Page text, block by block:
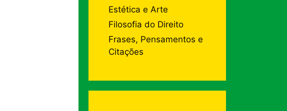
Estética e Arte
Filosofia do Direito
Frases, Pensamentos e
Citações